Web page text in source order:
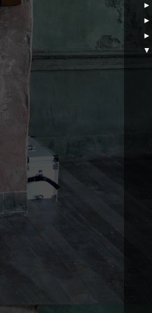
►
►
►
▼